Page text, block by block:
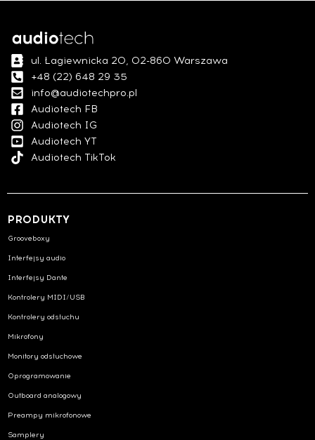
ul. Łagiewnicka 20, 02-860 Warszawa
+48 (22) 648 29 35
info@audiotechpro.pl
Audiotech FB
Audiotech IG
Audiotech YT
Audiotech TikTok
PRODUKTY
Grooveboxy
Interfejsy audio
Interfejsy Dante
Kontrolery MIDI/USB
Kontrolery odsłuchu
Mikrofony
Monitory odsłuchowe
Oprogramowanie
Outboard analogowy
Preampy mikrofonowe
Samplery